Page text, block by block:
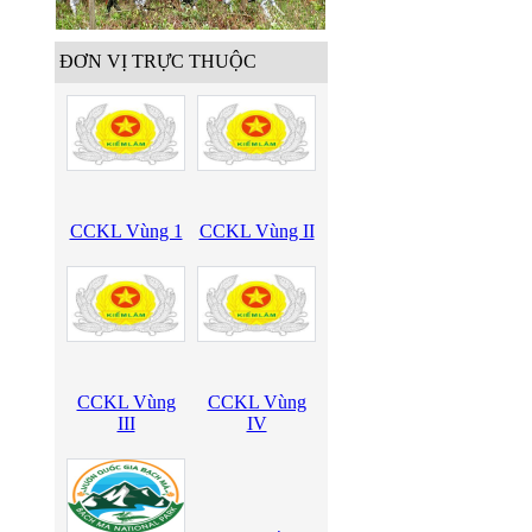
ĐƠN VỊ TRỰC THUỘC
CCKL Vùng 1 CCKL Vùng II
CCKL Vùng
III
CCKL Vùng
IV